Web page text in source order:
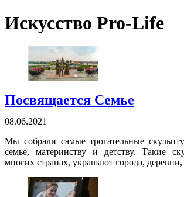
Искусство Pro-Life
Посвящается Семье
08.06.2021
Мы собрали самые трогательные
семье, материнству и детству. Такие
многих странах, украшают города,